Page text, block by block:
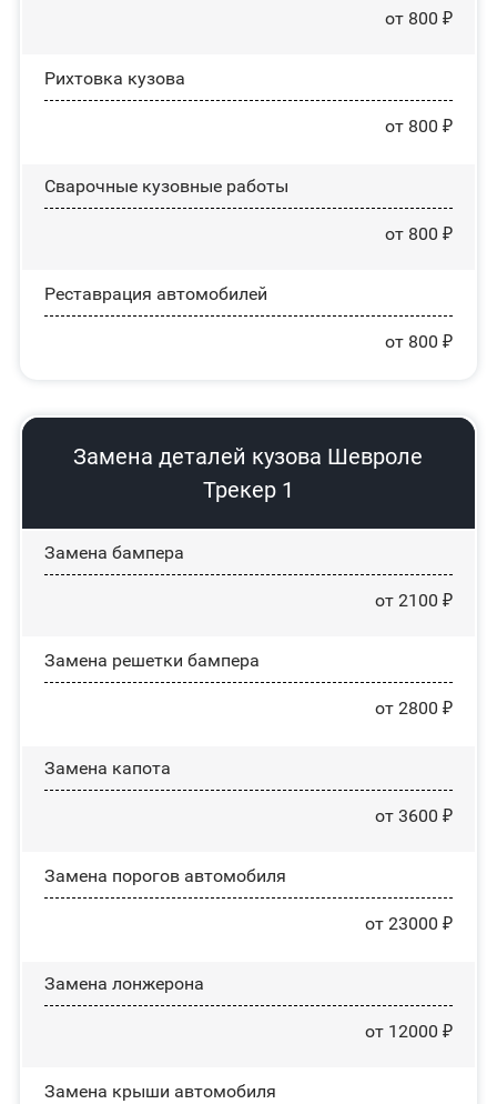
от 800 ₽
Рихтовка кузова
от 800 ₽
Сварочные кузовные работы
от 800 ₽
Реставрация автомобилей
от 800 ₽
Замена деталей кузова Шевроле
Трекер 1
Замена бампера
от 2100 ₽
Замена решетки бампера
от 2800 ₽
Замена капота
от 3600 ₽
Замена порогов автомобиля
от 23000 ₽
Замена лонжерона
от 12000 ₽
Замена крыши автомобиля